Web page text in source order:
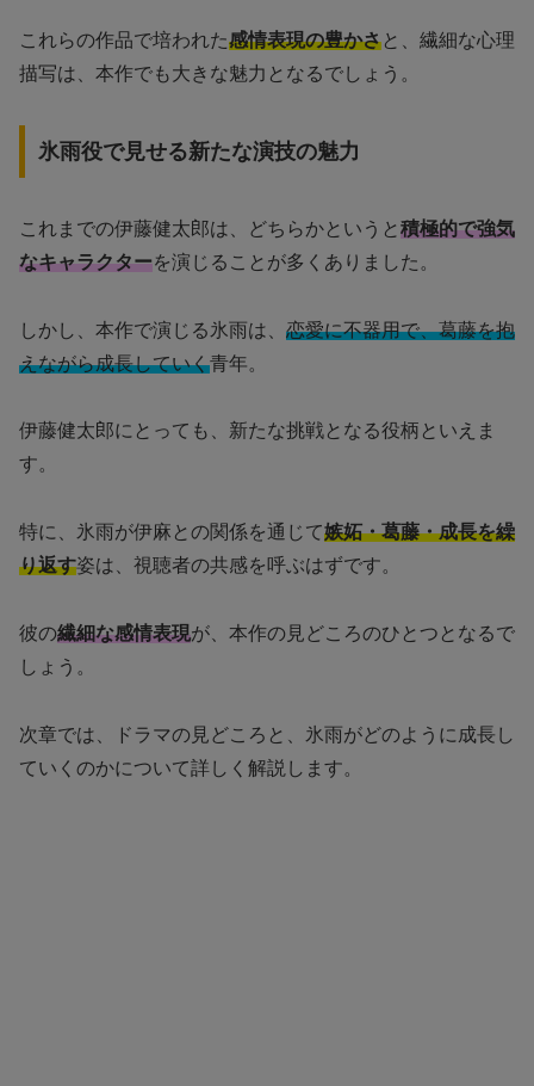
これらの作品で培われた感情表現の豊かさと、繊細な心理
描写は、本作でも大きな魅力となるでしょう。
氷雨役で見せる新たな演技の魅力
これまでの伊藤健太郎は、どちらかというと 積極的で強気
なキャラクターを演じることが多くありました。
しかし、本作で演じる氷雨は、 恋愛に不器用で、葛藤を抱
えながら成長していく青年。
伊藤健太郎にとっても、新たな挑戦となる役柄といえま
す。
特に、氷雨が伊麻との関係を通じて嫉妬・葛藤・成長を繰
り返す姿は、視聴者の共感を呼ぶはずです。
彼の繊細な感情表現が、本作の見どころのひとつとなるで
しょう。
次章では、ドラマの見どころと、氷雨がどのように成長し
ていくのかについて詳しく解説します。